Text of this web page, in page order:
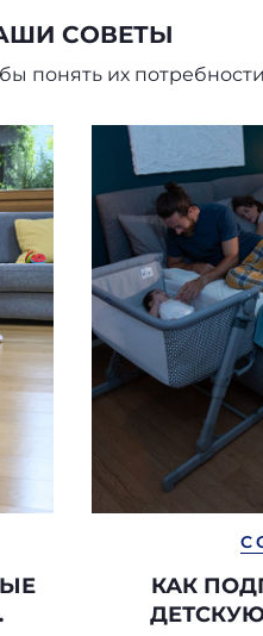
СОВЕТЫ
понять их
КАК